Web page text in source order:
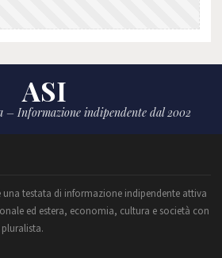
ASI
– Informazione indipendente dal 2002
una testata di informazione indipendente attiva
ed estera, economia, cultura e società con